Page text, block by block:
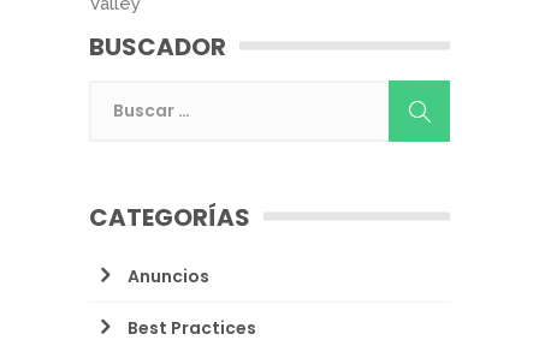
BUSCADOR
CATEGORÍAS
Anuncios
Best Practices